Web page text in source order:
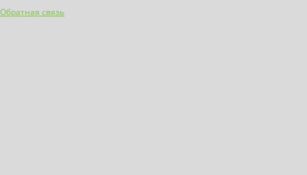
Обратная связь